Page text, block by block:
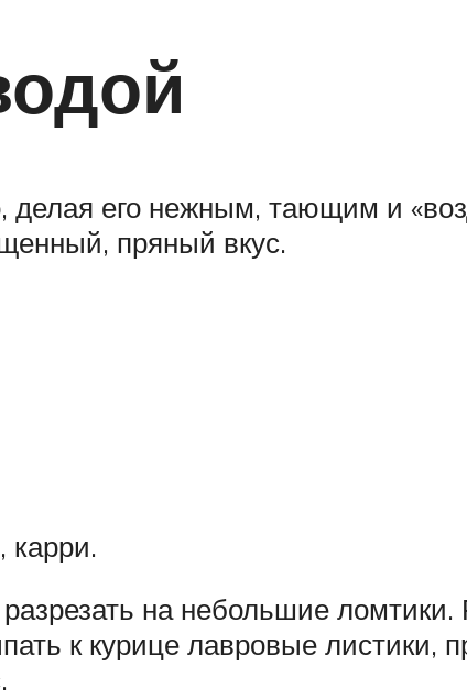
делая его нежным, тающим и
пряный вкус.
на небольшие
к курице лавровые листики,